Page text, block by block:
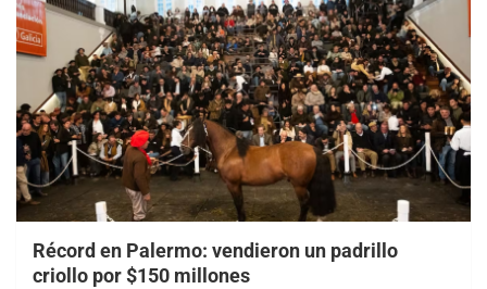
Récord en Palermo: vendieron un padrillo
criollo por $150 millones